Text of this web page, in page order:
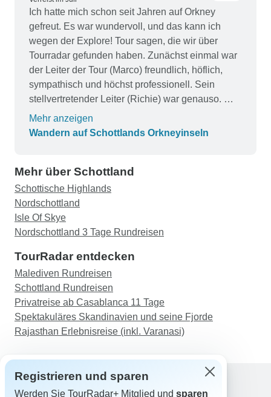
Ich hatte mich schon seit Jahren auf Orkney
gefreut. Es war wundervoll, und das kann ich
wegen der Explore! Tour sagen, die wir über
Tourradar gefunden haben. Zunächst einmal war
der Leiter der Tour (Marco) freundlich, höflich,
sympathisch und höchst professionell. Sein
stellvertretender Leiter (Richie) war genauso. Wir
haben eine große Auswahl an Wanderungen
gemacht und mehrere Inseln besucht. Wir haben
Restaurants gegessen. All dies geschah ohne
Probleme oder Sorgen, weil Marco alles für uns
arrangiert hat. Wir brauchten uns um nichts zu
kümmern. Wir machten kilometerlange
Spaziergänge und genossen die Klippen und die
weite, hügelige Landschaft. Die Gesellschaft
(eine Gruppe von 13 Personen) war kompatibel
und lustig. Die Fahrten in den Explore! Vans
waren voller Lachen und Gespräche. Wir werden
uns bei zukünftigen Plänen auf jeden Fall an
diese Gruppe wenden. Danke!!!
Mehr anzeigen
Wandern auf Schottlands Orkneyinseln
Mehr über Schottland
Schottische Highlands
Nordschottland
Isle Of Skye
Nordschottland 3 Tage Rundreisen
TourRadar entdecken
Malediven Rundreisen
Schottland Rundreisen
Privatreise ab Casablanca 11 Tage
Spektakuläres Skandinavien und seine Fjorde
Rajasthan Erlebnisreise (inkl. Varanasi)
Registrieren und sparen
Werden Sie TourRadar+ Mitglied und sparen